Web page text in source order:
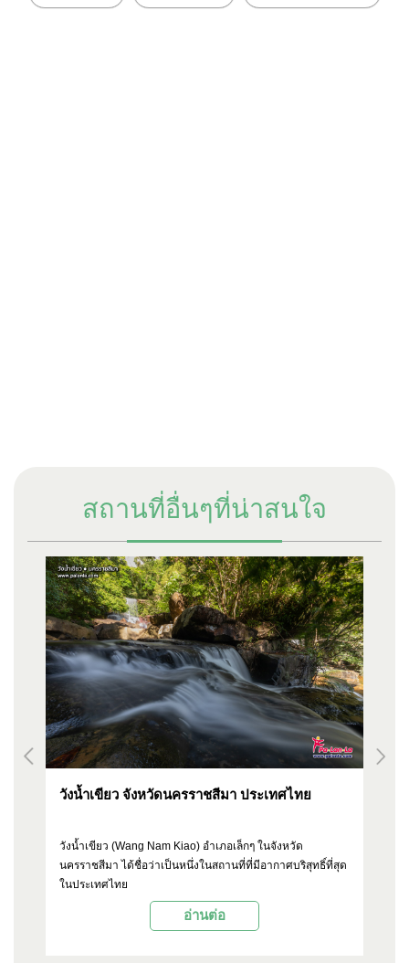
สถานที่อื่นๆที่น่าสนใจ
วังน้ำเขียว จังหวัดนครราชสีมา ประเทศไทย
วังน้ำเขียว (Wang Nam Kiao) อำเภอเล็กๆ ในจังหวัด
นครราชสีมา ได้ชื่อว่าเป็นหนึ่งในสถานที่ที่มีอากาศบริสุทธิ์ที่สุด
ในประเทศไทย
อ่านต่อ